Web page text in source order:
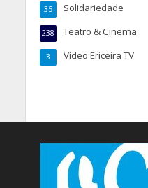
Solidariedade
35
Teatro & Cinema
238
Vídeo Ericeira TV
3